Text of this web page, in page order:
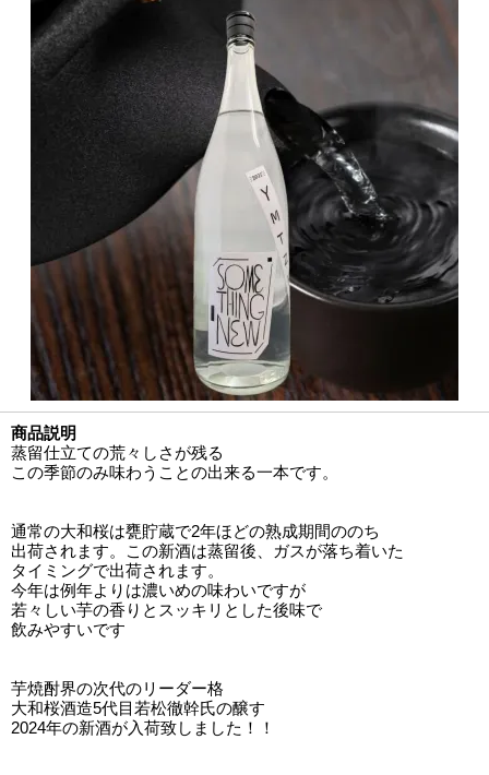
商品説明
蒸留仕立ての荒々しさが残る
この季節のみ味わうことの出来る一本です。
通常の大和桜は甕貯蔵で2年ほどの熟成期間ののち
出荷されます。この新酒は蒸留後、ガスが落ち着いた
タイミングで出荷されます。
今年は例年よりは濃いめの味わいですが
若々しい芋の香りとスッキリとした後味で
飲みやすいです
芋焼酎界の次代のリーダー格
大和桜酒造5代目若松徹幹氏の醸す
2024年の新酒が入荷致しました！！